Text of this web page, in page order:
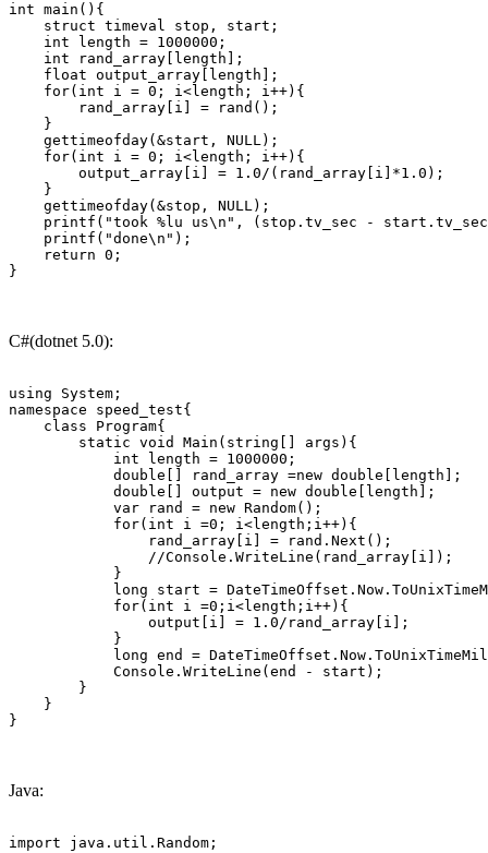
int main(){
    struct timeval stop, start;
    int length = 1000000;
    int rand_array[length];
    float output_array[length];
    for(int i = 0; i<length; i++){
        rand_array[i] = rand();
    }
    gettimeofday(&start, NULL);
    for(int i = 0; i<length; i++){
        output_array[i] = 1.0/(rand_array[i]*1.0);
    }
    gettimeofday(&stop, NULL);
printf("took %lu us\n", (stop.tv_sec -
    printf("done\n");
    return 0;
}
C#(dotnet 5.0):
using System;
namespace speed_test{
    class Program{
        static void Main(string[] args){
            int length = 1000000;
            double[] rand_array =new double[length];
            double[] output = new double[length];
            var rand = new Random();
            for(int i =0; i<length;i++){
                rand_array[i] = rand.Next();
                //Console.WriteLine(rand_array[i]);
            }
long start =
            for(int i =0;i<length;i++){
                output[i] = 1.0/rand_array[i];
            }
long end =
            Console.WriteLine(end - start);
        }
    }
}
Java:
import java.util.Random;